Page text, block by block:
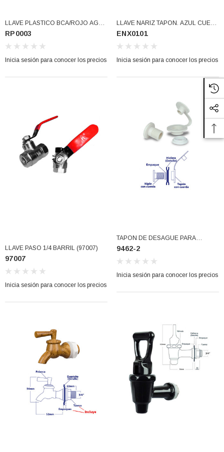
LLAVE PLASTICO BCA/ROJO AGUA
CALIENTE (RP0003)
RP0003
Inicia sesión para conocer los precios
LLAVE NARIZ TAPON. AZUL CUER.
INTERIOR. PUREZA (ENX0101)
ENX0101
Inicia sesión para conocer los precios
LLAVE PASO 1/4 BARRIL (97007)
97007
Inicia sesión para conocer los precios
TAPON DE DESAGUE PARA
HIELERA (9462-2)
9462-2
Inicia sesión para conocer los precios